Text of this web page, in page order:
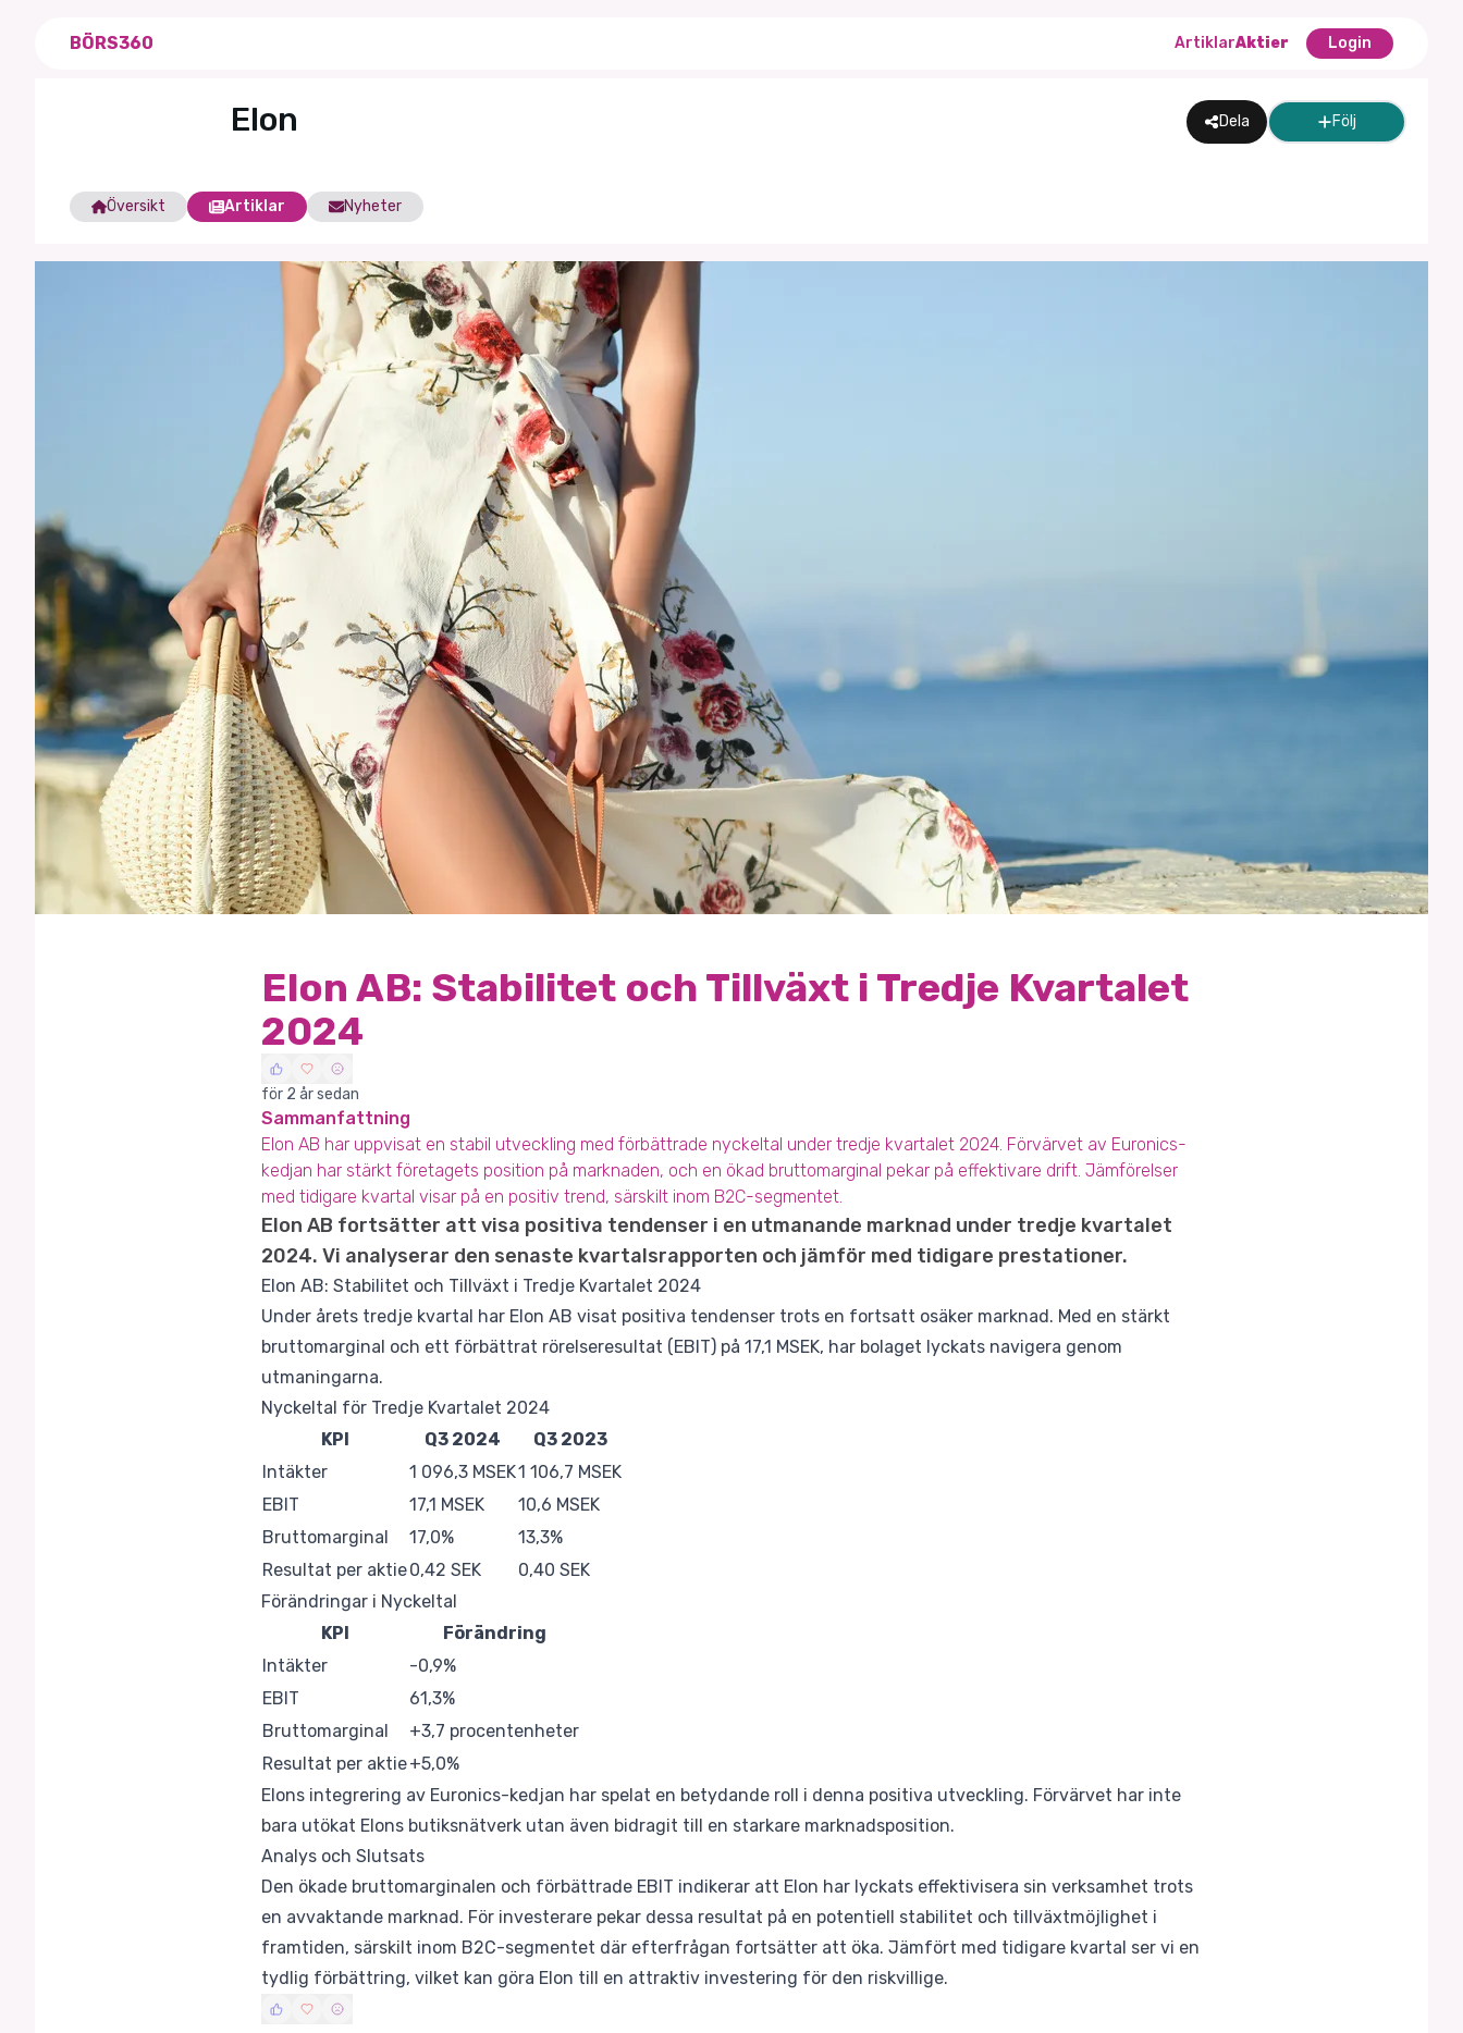
BÖRS360 ArtiklarAktier Login
Elon Dela Följ
Översikt Artiklar Nyheter
Elon AB: Stabilitet och Tillväxt i Tredje Kvartalet
2024
för 2 år sedan
Sammanfattning
Elon AB har uppvisat en stabil utveckling med förbättrade nyckeltal under tredje kvartalet 2024. Förvärvet av Euronics-
kedjan har stärkt företagets position på marknaden, och en ökad bruttomarginal pekar på effektivare drift. Jämförelser
med tidigare kvartal visar på en positiv trend, särskilt inom B2C-segmentet.
Elon AB fortsätter att visa positiva tendenser i en utmanande marknad under tredje kvartalet
2024. Vi analyserar den senaste kvartalsrapporten och jämför med tidigare prestationer.
Elon AB: Stabilitet och Tillväxt i Tredje Kvartalet 2024
Under årets tredje kvartal har Elon AB visat positiva tendenser trots en fortsatt osäker marknad. Med en stärkt
bruttomarginal och ett förbättrat rörelseresultat (EBIT) på 17,1 MSEK, har bolaget lyckats navigera genom
utmaningarna.
Nyckeltal för Tredje Kvartalet 2024
KPI
Q3 2024
Q3 2023
Intäkter
1 096,3 MSEK1 106,7 MSEK
EBIT
17,1 MSEK
10,6 MSEK
Bruttomarginal
17,0%
13,3%
Resultat per aktie0,42 SEK
0,40 SEK
Förändringar i Nyckeltal
KPI
Förändring
Intäkter
-0,9%
EBIT
61,3%
Bruttomarginal
+3,7 procentenheter
Resultat per aktie+5,0%
Elons integrering av Euronics-kedjan har spelat en betydande roll i denna positiva utveckling. Förvärvet har inte
bara utökat Elons butiksnätverk utan även bidragit till en starkare marknadsposition.
Analys och Slutsats
Den ökade bruttomarginalen och förbättrade EBIT indikerar att Elon har lyckats effektivisera sin verksamhet trots
en avvaktande marknad. För investerare pekar dessa resultat på en potentiell stabilitet och tillväxtmöjlighet i
framtiden, särskilt inom B2C-segmentet där efterfrågan fortsätter att öka. Jämfört med tidigare kvartal ser vi en
tydlig förbättring, vilket kan göra Elon till en attraktiv investering för den riskvillige.